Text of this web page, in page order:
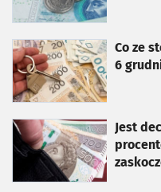
Co ze
6
otworzy się w nowej
Jest
otworzy się w nowej